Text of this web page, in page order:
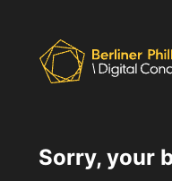
Sorry, your